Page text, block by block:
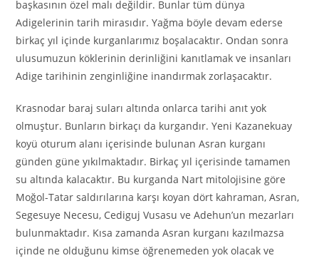
başkasının özel malı değildir. Bunlar tüm dünya
Adigelerinin tarih mirasıdır. Yağma böyle devam ederse
birkaç yıl içinde kurganlarımız boşalacaktır. Ondan sonra
ulusumuzun köklerinin derinliğini kanıtlamak ve insanları
Adige tarihinin zenginliğine inandırmak zorlaşacaktır.
Krasnodar baraj suları altında onlarca tarihi anıt yok
olmuştur. Bunların birkaçı da kurgandır. Yeni Kazanekuay
koyü oturum alanı içerisinde bulunan Asran kurganı
günden güne yıkılmaktadır. Birkaç yıl içerisinde tamamen
su altında kalacaktır. Bu kurganda Nart mitolojisine göre
Moğol-Tatar saldırılarına karşı koyan dört kahraman, Asran,
Segesuye Necesu, Cediguj Vusasu ve Adehun’un mezarları
bulunmaktadır. Kısa zamanda Asran kurganı kazılmazsa
içinde ne olduğunu kimse öğrenemeden yok olacak ve